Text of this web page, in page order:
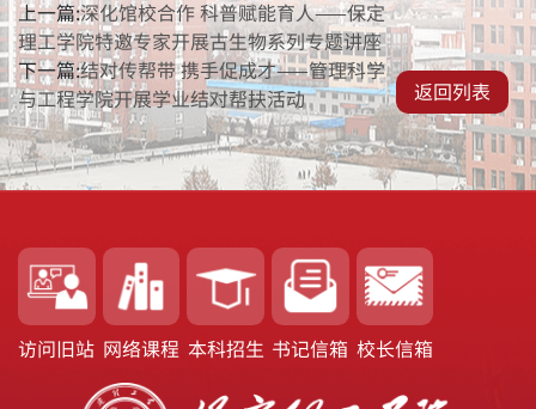
上一篇:深化馆校合作 科普赋能育人——保定
理工学院特邀专家开展古生物系列专题讲座
下一篇:结对传帮带 携手促成才——管理科学
与工程学院开展学业结对帮扶活动
返回列表
访问旧站 网络课程 本科招生 书记信箱 校长信箱